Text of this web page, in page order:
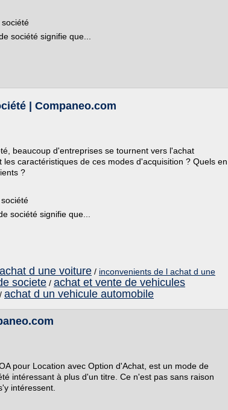
société signifie que...
| Companeo.com
beaucoup d'entreprises se tournent vers l'achat
caractéristiques de ces modes d'acquisition ? Quels en
?
société signifie que...
d une voiture / inconvenients de l achat d une
societe / achat et vente de vehicules
/ achat d un vehicule automobile
pour Location avec Option d'Achat, est un mode de
intéressant à plus d'un titre. Ce n'est pas sans raison
intéressent.